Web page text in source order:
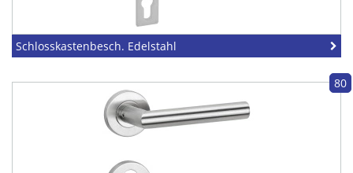
Schlosskastenbesch. Edelstahl
80